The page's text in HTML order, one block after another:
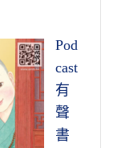
Pod
cast
有
聲
書